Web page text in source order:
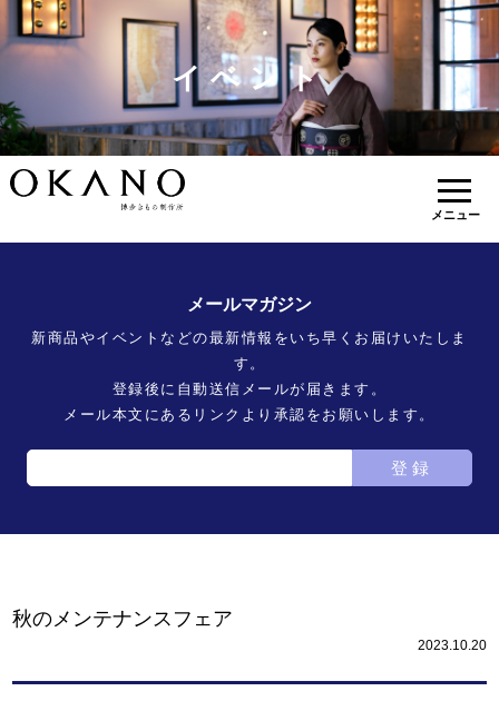
イベント
メニュー
メールマガジン
新商品やイベントなどの最新情報をいち早くお届けいたしま
す。
登録後に自動送信メールが届きます。
メール本文にあるリンクより承認をお願いします。
登録
秋のメンテナンスフェア
2023.10.20